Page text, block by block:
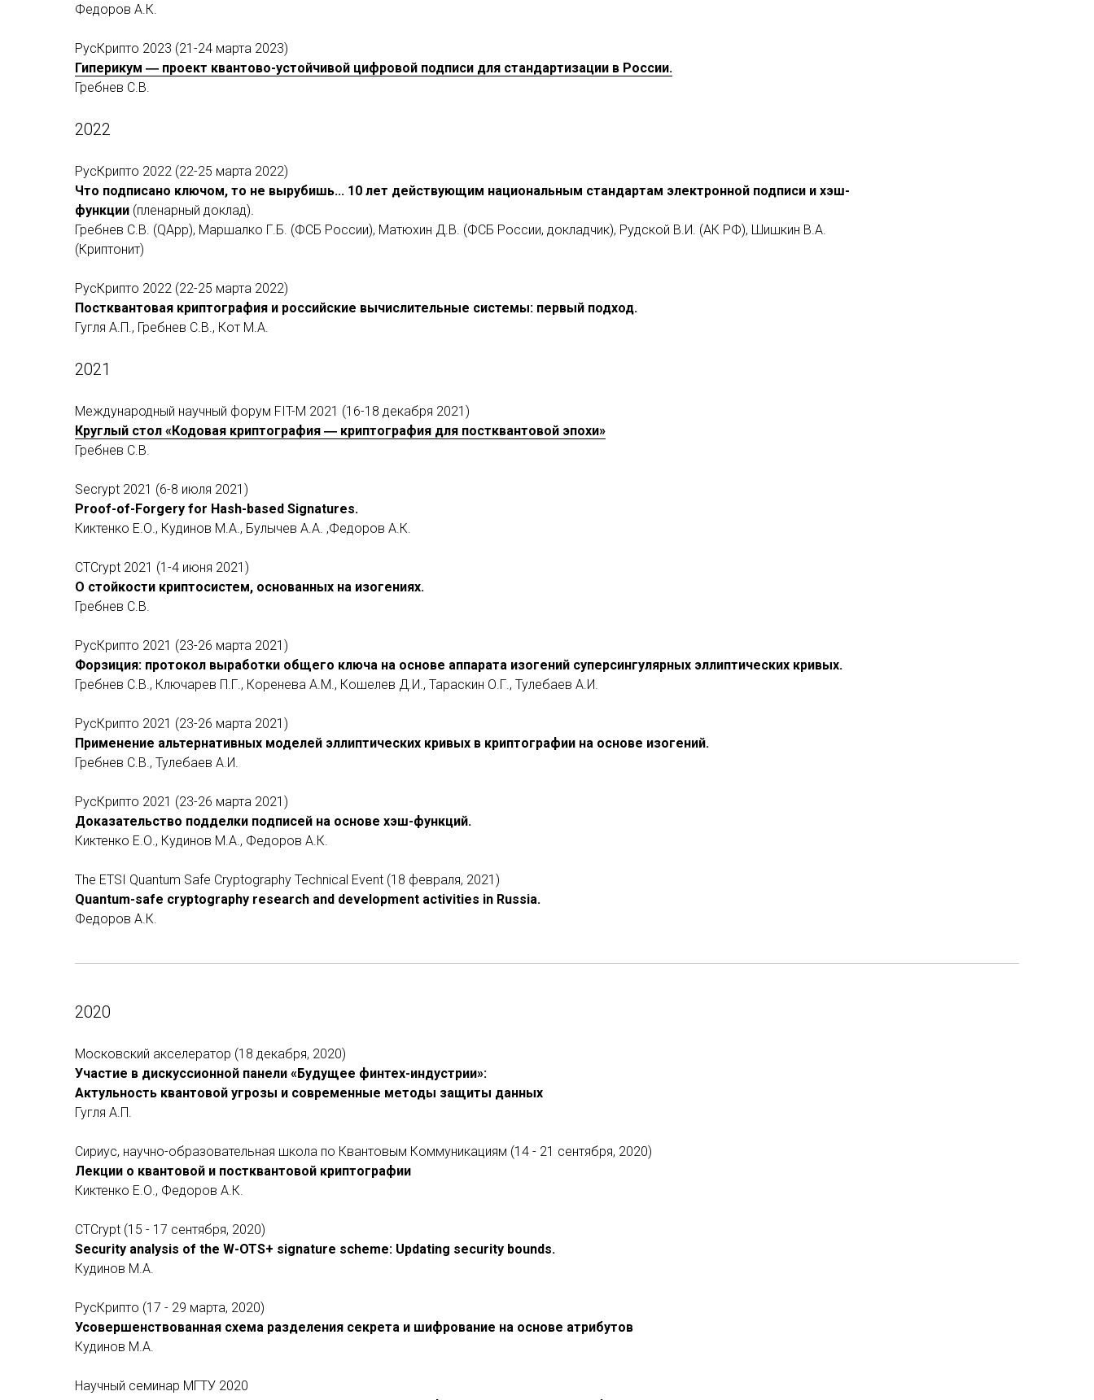
Федоров А.К.
РусКрипто 2023 (21-24 марта 2023)
Гиперикум ― проект квантово-устойчивой цифровой подписи для стандартизации в России.
Гребнев С.В.
2022
РусКрипто 2022 (22-25 марта 2022)
Что подписано ключом, то не вырубишь... 10 лет действующим национальным стандартам электронной подписи и хэш-
функции (пленарный доклад)
Гребнев С.В. (QApp), Маршалко Г.Б. (ФСБ России), Матюхин Д.В. (ФСБ России, докладчик), Рудской В.И. (АК РФ), Шишкин В.А.
(Криптонит)
РусКрипто 2022 (22-25 марта 2022)
Постквантовая криптография и российские вычислительные системы: первый подход.
Гугля А.П., Гребнев С.В., Кот М.А.
2021
Международный научный форум FIT-M 2021 (16-18 декабря 2021)
Круглый стол «Кодовая криптография ― криптография для постквантовой эпохи»
Гребнев С.В.
Secrypt 2021 (6-8 июля 2021)
Proof-of-Forgery for Hash-based Signatures.
Киктенко Е.О., Кудинов М.А., Булычев А.А. ,Федоров А.К.
CTCrypt 2021 (1-4 июня 2021)
О стойкости криптосистем, основанных на изогениях.
Гребнев С.В.
РусКрипто 2021 (23-26 марта 2021)
Форзиция: протокол выработки общего ключа на основе аппарата изогений суперсингулярных эллиптических кривых.
Гребнев С.В., Ключарев П.Г., Коренева А.М., Кошелев Д.И., Тараскин О.Г., Тулебаев А.И.
РусКрипто 2021 (23-26 марта 2021)
Применение альтернативных моделей эллиптических кривых в криптографии на основе изогений.
Гребнев С.В., Тулебаев А.И.
РусКрипто 2021 (23-26 марта 2021)
Доказательство подделки подписей на основе хэш-функций.
Киктенко Е.О., Кудинов М.А., Федоров А.К.
The ETSI Quantum Safe Cryptography Technical Event (18 февраля, 2021)
Quantum-safe cryptography research and development activities in Russia.
Федоров А.К.
2020
Московский акселератор (18 декабря, 2020)
Участие в дискуссионной панели «Будущее финтех-индустрии»:
Актульность квантовой угрозы и современные методы защиты данных
Гугля А.П.
Сириус, научно-образовательная школа по Квантовым Коммуникациям (14 - 21 сентября, 2020)
Лекции о квантовой и постквантовой криптографии
Киктенко Е.О., Федоров А.К.
CTCrypt (15 - 17 сентября, 2020)
Security analysis of the W-OTS+ signature scheme: Updating security bounds.
Кудинов М.А.
РусКрипто (17 - 29 марта, 2020)
Усовершенствованная схема разделения секрета и шифрование на основе атрибутов
Кудинов М.А.
Научный семинар МГТУ 2020